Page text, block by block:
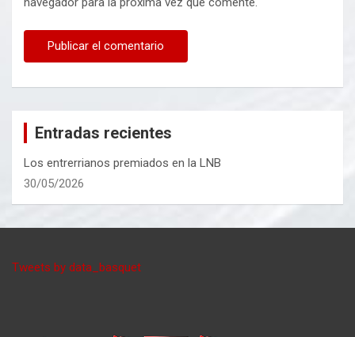
Entradas recientes
Los entrerrianos premiados en la LNB
30/05/2026
Tweets by data_basquet